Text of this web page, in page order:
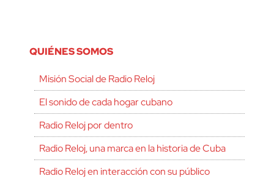
QUIÉNES SOMOS
Misión Social de Radio Reloj
El sonido de cada hogar cubano
Radio Reloj por dentro
Radio Reloj, una marca en la historia de Cuba
Radio Reloj en interacción con su público